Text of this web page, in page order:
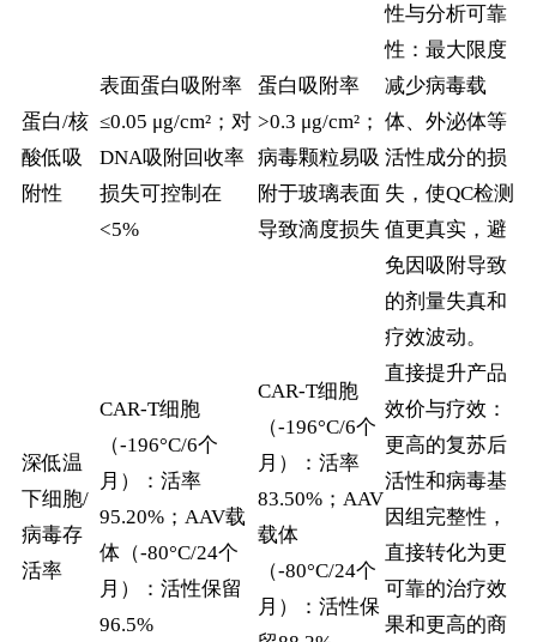
蛋白/核
酸低吸
附性
表面蛋白吸附率
≤0.05 μg/cm²；对
DNA吸附回收率
损失可控制在
<5%
蛋白吸附率
>0.3 μg/cm²；
病毒颗粒易吸
附于玻璃表面
导致滴度损失
性与分析可靠
性：最大限度
减少病毒载
体、外泌体等
活性成分的损
失，使QC检测
值更真实，避
免因吸附导致
的剂量失真和
疗效波动。
深低温
下细胞/
病毒存
活率
CAR-T细胞
（-196°C/6个
月）：活率
95.20%；AAV载
体（-80°C/24个
月）：活性保留
96.5%
CAR-T细胞
（-196°C/6个
月）：活率
83.50%；AAV
载体
（-80°C/24个
月）：活性保
直接提升产品
效价与疗效：
更高的复苏后
活性和病毒基
因组完整性，
直接转化为更
可靠的治疗效
果和更高的商